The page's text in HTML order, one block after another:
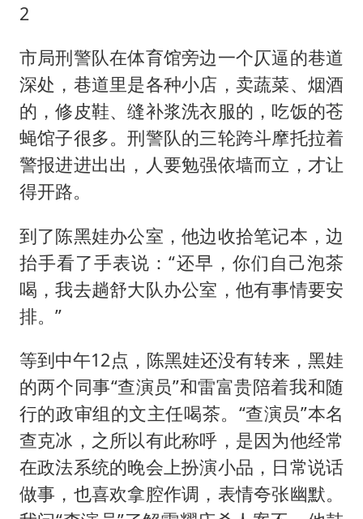
2
市局刑警队在体育馆旁边一个仄逼的巷道
深处，巷道里是各种小店，卖蔬菜、烟酒
的，修皮鞋、缝补浆洗衣服的，吃饭的苍
蝇馆子很多。刑警队的三轮跨斗摩托拉着
警报进进出出，人要勉强依墙而立，才让
得开路。
到了陈黑娃办公室，他边收拾笔记本，边
抬手看了手表说：“还早，你们自己泡茶
喝，我去趟舒大队办公室，他有事情要安
排。”
等到中午12点，陈黑娃还没有转来，黑娃
的两个同事“查演员”和雷富贵陪着我和随
行的政审组的文主任喝茶。“查演员”本名
查克冰，之所以有此称呼，是因为他经常
在政法系统的晚会上扮演小品，日常说话
做事，也喜欢拿腔作调，表情夸张幽默。